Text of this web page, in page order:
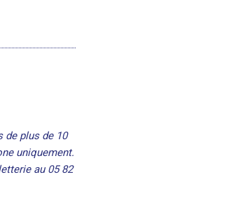
de plus de 10
uniquement.
au 05 82